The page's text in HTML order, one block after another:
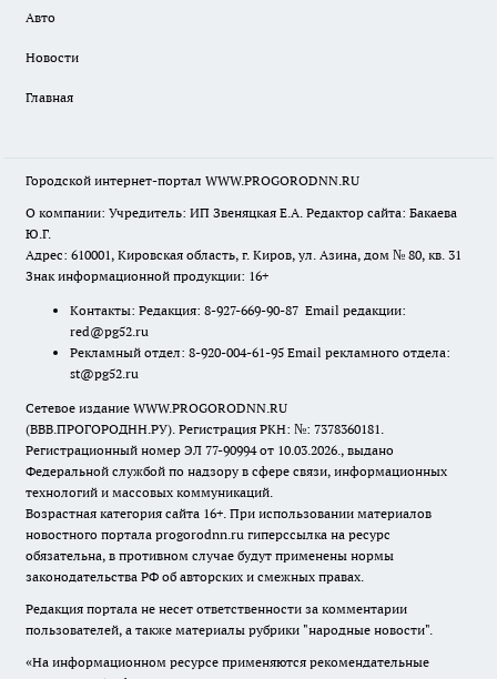
Авто
Новости
Главная
Городской интернет-портал WWW.PROGORODNN.RU
О компании: Учредитель: ИП Звеняцкая Е.А. Редактор сайта: Бакаева
Ю.Г.
Адрес: 610001, Кировская область, г. Киров, ул. Азина, дом № 80, кв. 31
Знак информационной продукции: 16+
Контакты: Редакция: 8-927-669-90-87 Email редакции:
red@pg52.ru
Рекламный отдел: 8-920-004-61-95 Email рекламного отдела:
st@pg52.ru
Сетевое издание WWW.PROGORODNN.RU
(ВВВ.ПРОГОРОДНН.РУ). Регистрация РКН: №: 7378360181.
Регистрационный номер ЭЛ 77-90994 от 10.03.2026., выдано
Федеральной службой по надзору в сфере связи, информационных
технологий и массовых коммуникаций.
Возрастная категория сайта 16+. При использовании материалов
новостного портала progorodnn.ru гиперссылка на ресурс
обязательна, в противном случае будут применены нормы
законодательства РФ об авторских и смежных правах.
Редакция портала не несет ответственности за комментарии
пользователей, а также материалы рубрики "народные новости".
«На информационном ресурсе применяются рекомендательные